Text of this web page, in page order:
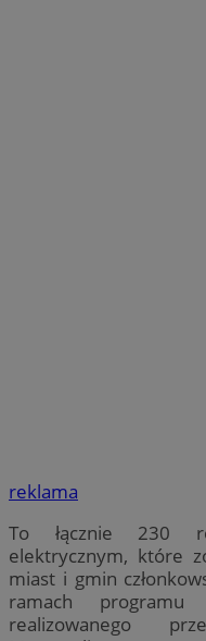
reklama
To łącznie 230
elektrycznym, które
miast i gmin
ramach
realizowanego